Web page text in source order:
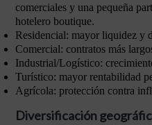
comerciales y una pequeña
hotelero boutique.
Residencial: mayor liquidez y
Comercial: contratos más
Industrial/Logístico:
Turístico: mayor rentabilidad
Agrícola: protección contra
Diversificación